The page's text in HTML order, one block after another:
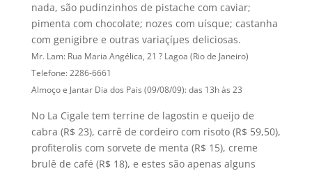
nada, são pudinzinhos de pistache com caviar;
pimenta com chocolate; nozes com uí­sque; castanha
com genigibre e outras variaçíµes deliciosas.
Mr. Lam: Rua Maria Angélica, 21 ? Lagoa (Rio de Janeiro)
Telefone: 2286-6661
Almoço e Jantar Dia dos Pais (09/08/09): das 13h às 23
No La Cigale tem terrine de lagostin e queijo de
cabra (R$ 23), carrê de cordeiro com risoto (R$ 59,50),
profiterolis com sorvete de menta (R$ 15), creme
brulê de café (R$ 18), e estes são apenas alguns